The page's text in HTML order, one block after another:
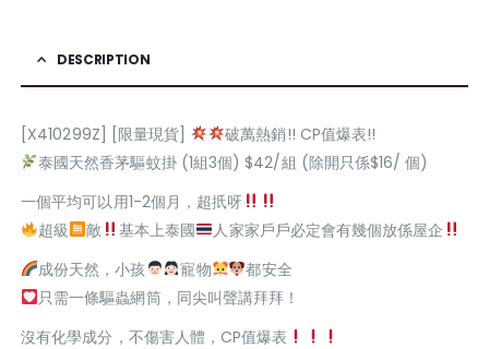
DESCRIPTION
[X410299Z] [限量現貨]
破萬熱銷!! CP值爆表!!
泰國天然香茅驅蚊掛 (1組3個) $42/組 (除開只係$16/ 個)
一個平均可以用1-2個月，超扺呀
超級
敵 基本上泰國
人家家戶戶必定會有幾個放係屋企
成份天然，小孩
寵物
都安全
只需一條驅蟲網筒，同尖叫聲講拜拜！
沒有化學成分，不傷害人體，CP值爆表